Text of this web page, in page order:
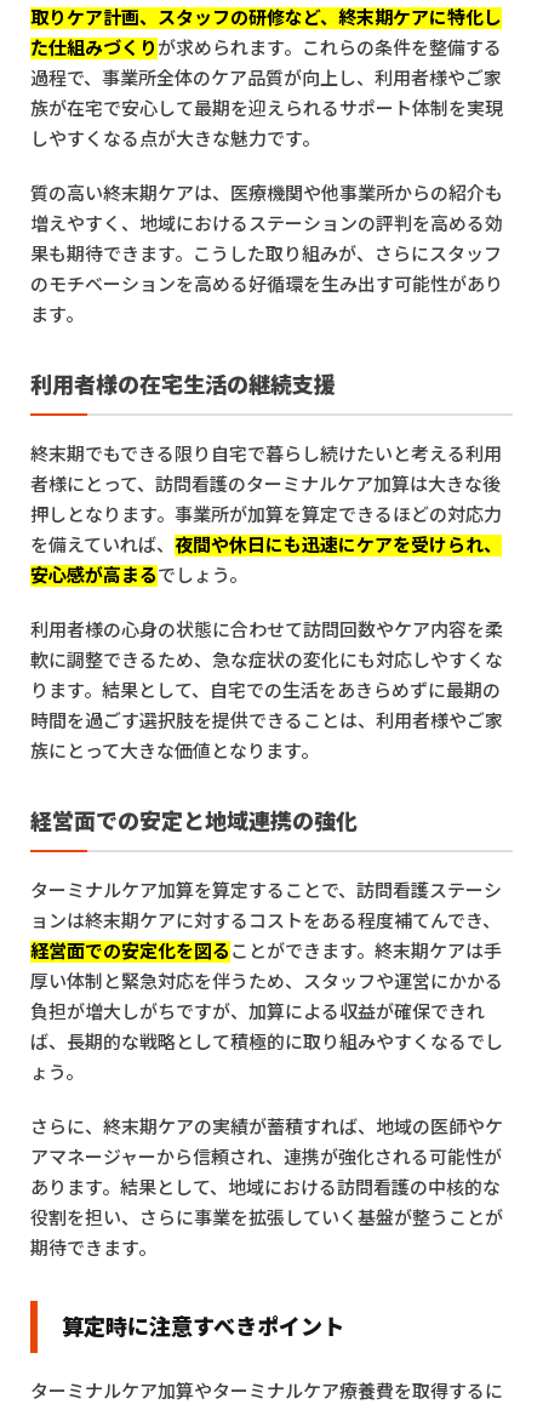
取りケア計画、スタッフの研修など、終末期ケアに特化し
た仕組みづくり が求められます。これらの条件を整備する
過程で、事業所全体のケア品質が向上し、利用者様やご家
族が在宅で安心して最期を迎えられるサポート体制を実現
しやすくなる点が大きな魅力です。
質の高い終末期ケアは、医療機関や他事業所からの紹介も
増えやすく、地域におけるステーションの評判を高める効
果も期待できます。こうした取り組みが、さらにスタッフ
のモチベーションを高める好循環を生み出す可能性があり
ます。
利用者様の在宅生活の継続支援
終末期でもできる限り自宅で暮らし続けたいと考える利用
者様にとって、訪問看護のターミナルケア加算は大きな後
押しとなります。事業所が加算を算定できるほどの対応力
を備えていれば、 夜間や休日にも迅速にケアを受けられ、
安心感が高まるでしょう。
利用者様の心身の状態に合わせて訪問回数やケア内容を柔
軟に調整できるため、急な症状の変化にも対応しやすくな
ります。結果として、自宅での生活をあきらめずに最期の
時間を過ごす選択肢を提供できることは、利用者様やご家
族にとって大きな価値となります。
経営面での安定と地域連携の強化
ターミナルケア加算を算定することで、訪問看護ステーシ
ョンは終末期ケアに対するコストをある程度補てんでき、
経営面での安定化を図る ことができます。終末期ケアは手
厚い体制と緊急対応を伴うため、スタッフや運営にかかる
負担が増大しがちですが、加算による収益が確保できれ
ば、長期的な戦略として積極的に取り組みやすくなるでし
ょう。
さらに、終末期ケアの実績が蓄積すれば、地域の医師やケ
アマネージャーから信頼され、連携が強化される可能性が
あります。結果として、地域における訪問看護の中核的な
役割を担い、さらに事業を拡張していく基盤が整うことが
期待できます。
算定時に注意すべきポイント
ターミナルケア加算やターミナルケア療養費を取得するに